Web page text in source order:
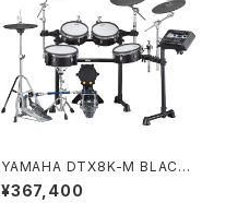
YAMAHA DTX8K-M BLACK
FOREST 電子ドラム メッシュヘ
ッド式 (ペダル、スローン別売り)
¥367,400